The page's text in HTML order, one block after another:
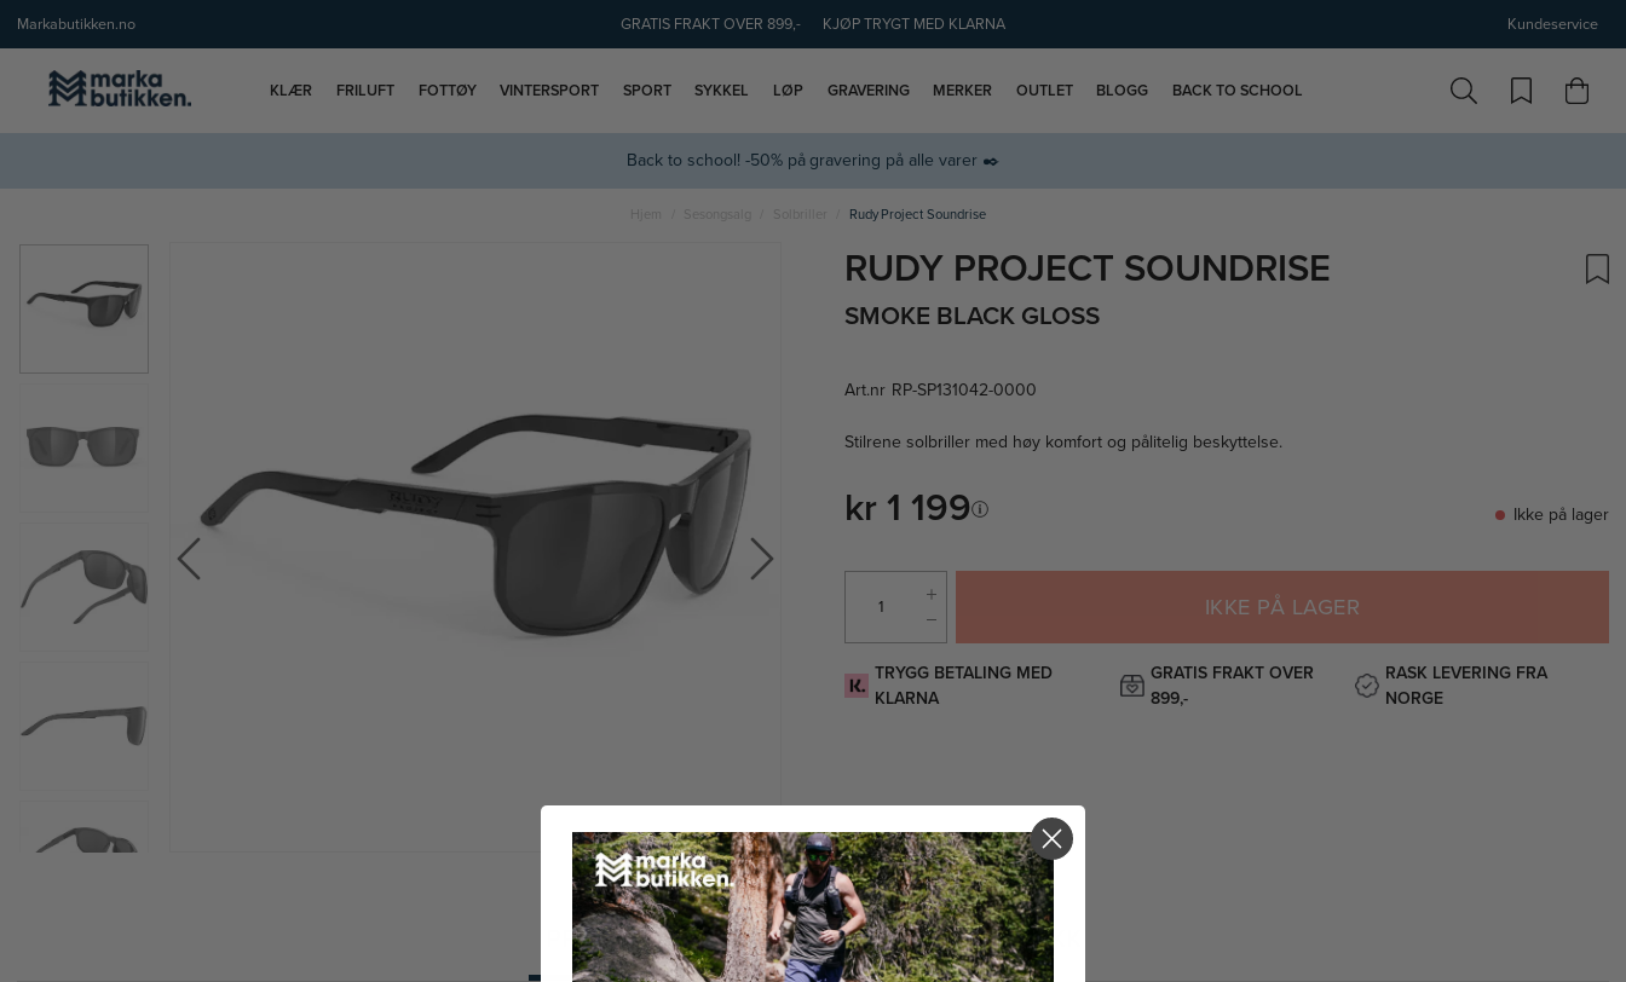
Markabutikken.no GRATIS FRAKT OVER 899,- KJØP TRYGT MED KLARNA Kundeservice
KLÆR FRILUFT FOTTØY VINTERSPORT SPORT SYKKEL LØP GRAVERING MERKER OUTLET BLOGG BACK TO SCHOOL
Back to school! -50% på gravering på alle varer ✒️
Hjem Rudy Project Soundrise
RUDY PROJECT SOUNDRISE
SMOKE BLACK GLOSS
Art.nr RP-SP131042-0000
Stilrene solbriller med høy komfort og pålitelig beskyttelse.
kr 1 199 Ikke på lager
IKKE PÅ LAGER
TRYGG BETALING MED
KLARNA
GRATIS FRAKT OVER
899,-
RASK LEVERING FRA
NORGE
PRODUKTBESKRIVELSE PRISHISTORIKK